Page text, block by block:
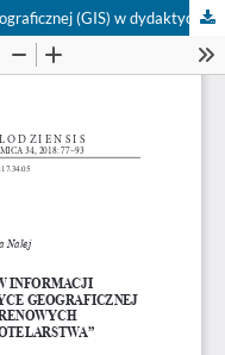
Zastosowanie systemów informacji geograficznej (GIS) w dydaktyce geograficznej przykład ćwiczeń terenowych „Geografia turyzmu i hotelarstwa”